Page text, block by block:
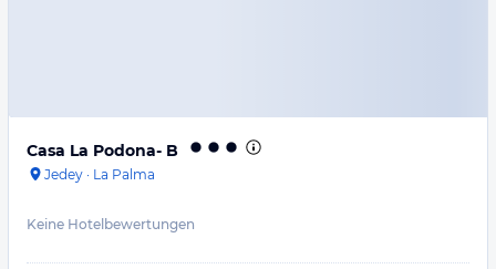
Casa La Podona- B
Jedey · La Palma
Keine Hotelbewertungen